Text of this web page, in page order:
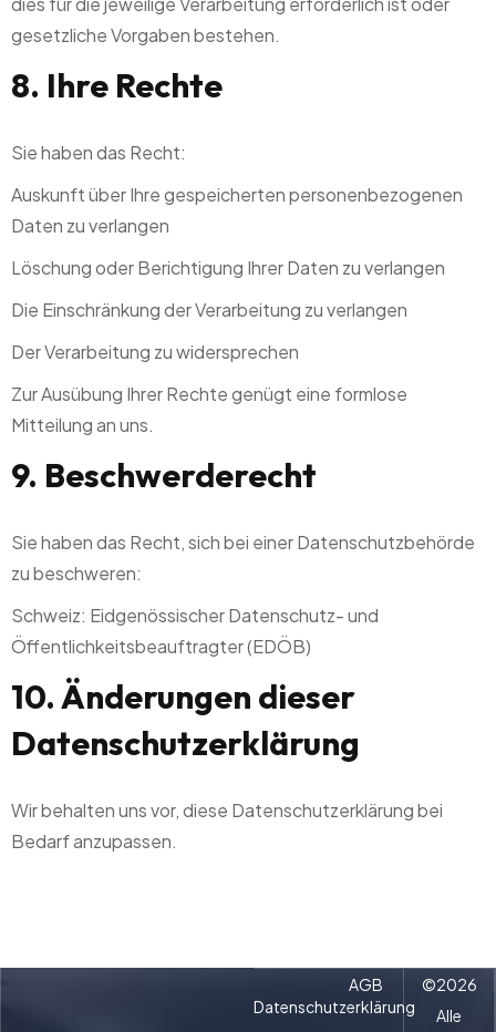
gesetzliche Vorgaben bestehen.
8. Ihre Rechte
Sie haben das Recht:
Auskunft über Ihre gespeicherten personenbezogenen
Daten zu verlangen
Löschung oder Berichtigung Ihrer Daten zu verlangen
Die Einschränkung der Verarbeitung zu verlangen
Der Verarbeitung zu widersprechen
Zur Ausübung Ihrer Rechte genügt eine formlose
Mitteilung an uns.
9. Beschwerderecht
Sie haben das Recht, sich bei einer Datenschutzbehörde
zu beschweren:
Schweiz: Eidgenössischer Datenschutz- und
Öffentlichkeitsbeauftragter (EDÖB)
10. Änderungen dieser
Datenschutzerklärung
Wir behalten uns vor, diese Datenschutzerklärung bei
Bedarf anzupassen.
Datenschutzerklärung
©2026
Alle
AGB